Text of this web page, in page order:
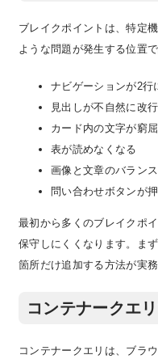
ブレイクポイントは、特定
ような問題が発生する位置で
ナビゲーションが2行
見出しが不自然に改
カード内の文字が窮
表が読めなくなる
画像と文章のバラン
問い合わせボタンが
最初から多くのブレイクポ
保守しにくくなります。ま
箇所だけ追加する方法が実務
コンテナークエ
コンテナークエリは、ブラ